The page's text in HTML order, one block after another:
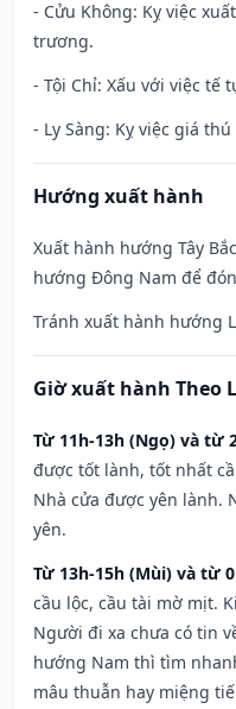
- Cửu Không: Kỵ việc
trương.
- Tội Chỉ: Xấu với việc tế
- Ly Sàng: Kỵ việc giá
Hướng xuất hành
Xuất hành hướng Tây
hướng Đông Nam để
Tránh xuất hành hướng
Giờ xuất hành Theo
Từ 11h-13h (Ngọ) và từ
được tốt lành, tốt nhất
Nhà cửa được yên lành.
yên.
Từ 13h-15h (Mùi) và từ
cầu lộc, cầu tài mờ mịt.
Người đi xa chưa có tin
hướng Nam thì tìm
mâu thuẫn hay miệng